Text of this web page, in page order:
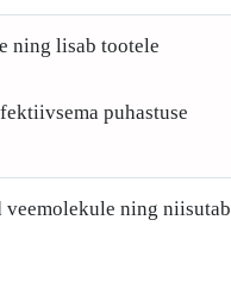
ning lisab tootele
puhastuse
veemolekule ning niisutab